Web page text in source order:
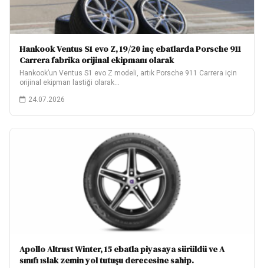
Hankook Ventus S1 evo Z, 19/20 inç ebatlarda Porsche 911
Carrera fabrika orijinal ekipmanı olarak
Hankook’un Ventus S1 evo Z modeli, artık Porsche 911 Carrera için
orijinal ekipman lastiği olarak…
24.07.2026
Apollo Altrust Winter, 15 ebatla piyasaya sürüldü ve A
sınıfı ıslak zemin yol tutuşu derecesine sahip.